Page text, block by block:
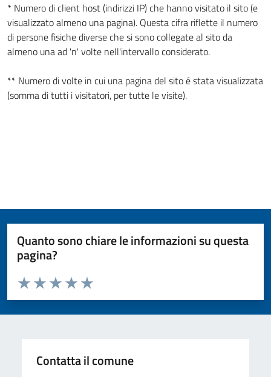
* Numero di client host (indirizzi IP) che hanno visitato il sito (e
visualizzato almeno una pagina). Questa cifra riflette il numero
di persone fisiche diverse che si sono collegate al sito da
almeno una ad 'n' volte nell'intervallo considerato.
** Numero di volte in cui una pagina del sito é stata visualizzata
(somma di tutti i visitatori, per tutte le visite).
Quanto sono chiare le informazioni su questa
pagina?
Valuta da 1 a 5 stelle la pagina
Valuta 5 stelle su 5
Valuta 4 stelle su 5
Valuta 3 stelle su 5
Valuta 2 stelle su 5
Valuta 1 stelle su 5
Contatta il comune